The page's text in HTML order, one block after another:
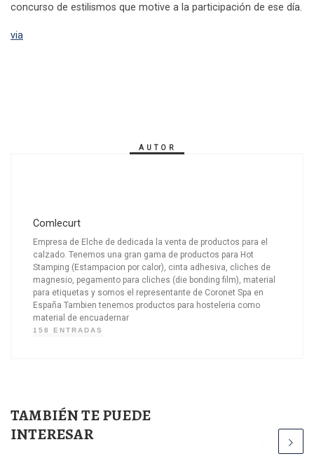
concurso de estilismos que motive a la participación de ese día.
via
AUTOR
Comlecurt
Empresa de Elche de dedicada la venta de productos para el
calzado. Tenemos una gran gama de productos para Hot
Stamping (Estampacion por calor), cinta adhesiva, cliches de
magnesio, pegamento para cliches (die bonding film), material
para etiquetas y somos el representante de Coronet Spa en
España Tambien tenemos productos para hosteleria como
material de encuadernar
158 ENTRADAS
TAMBIÉN TE PUEDE
INTERESAR